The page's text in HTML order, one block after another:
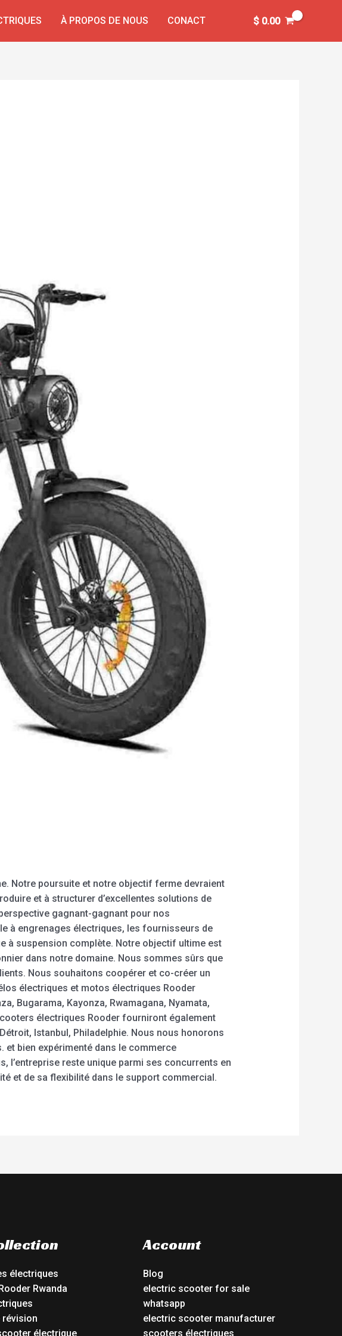
À PROPOS DE NOUS CONACT $0.00
Notre poursuite et notre objectif ferme devraient
et à structurer d’excellentes solutions de
gagnant-gagnant pour nos
à engrenages électriques, les fournisseurs de
à suspension complète. Notre objectif ultime est
dans notre domaine. Nous sommes sûrs que
Nous souhaitons coopérer et co-créer un
électriques et motos électriques Rooder
Bugarama, Kayonza, Rwamagana, Nyamata,
électriques Rooder fourniront également
Istanbul, Philadelphie. Nous nous honorons
et bien expérimenté dans le commerce
l’entreprise reste unique parmi ses concurrents en
et de sa flexibilité dans le support commercial.
électriques
Rwanda
révision
électrique
Account
Blog
electric scooter for sale
whatsapp
electric scooter manufacturer
scooters électriques